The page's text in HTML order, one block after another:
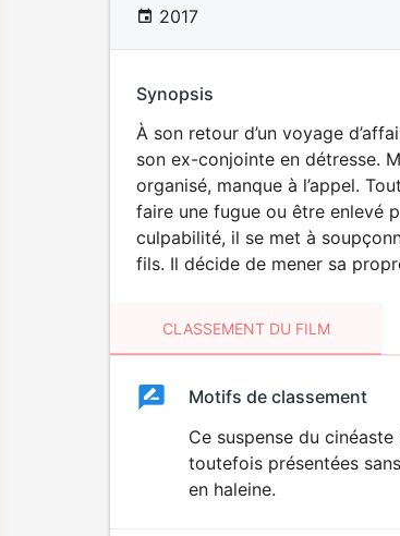
2017
Synopsis
À son retour d’un voyage
son ex-conjointe en détresse.
organisé, manque à l’appel.
faire une fugue ou être enlevé
culpabilité, il se met à
fils. Il décide de mener sa
CLASSEMENT DU FILM
ClassementClassement
Motifs de classement
Ce suspense du
toutefois présentées
en haleine.